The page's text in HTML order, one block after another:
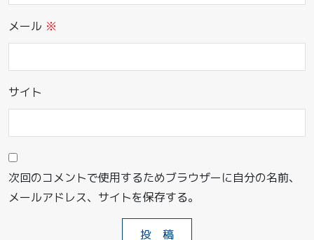
メール ※
サイト
次回のコメントで使用するためブラウザーに自分の名前、
メールアドレス、サイトを保存する。